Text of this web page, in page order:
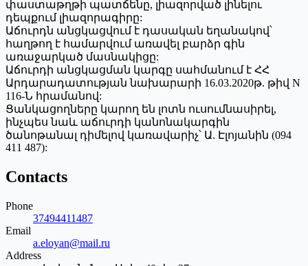
փաստաթղթի պատճենը, լիազորված լինելու
դեպքում լիազորագիրը:
Աճուրդն անցկացվում է դասական եղանակով՝
հաղթող է համարվում առավել բարձր գին
առաջարկած մասնակիցը:
Աճուրդի անցկացման կարգը սահմանում է ՀՀ
Արդարադատության նախարարի 16.03.2020թ. թիվ N
116-Ն հրամանով:
Ցանկացողները կարող են լոտն ուսումնասիրել,
ինչպես նաև աճուրդի կանոնակարգին
ծանոթանալ դիմելով կառավարիչ՝ Ա. Էլոյանին (094
411 487):
Contacts
Phone
37494411487
Email
a.eloyan@mail.ru
Address